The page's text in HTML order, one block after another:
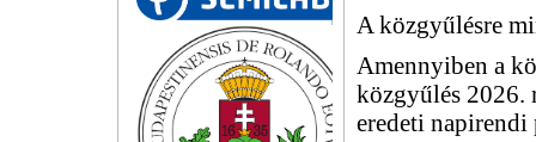
A közgyűlésre
Amennyiben a
közgyűlés 2026.
eredeti